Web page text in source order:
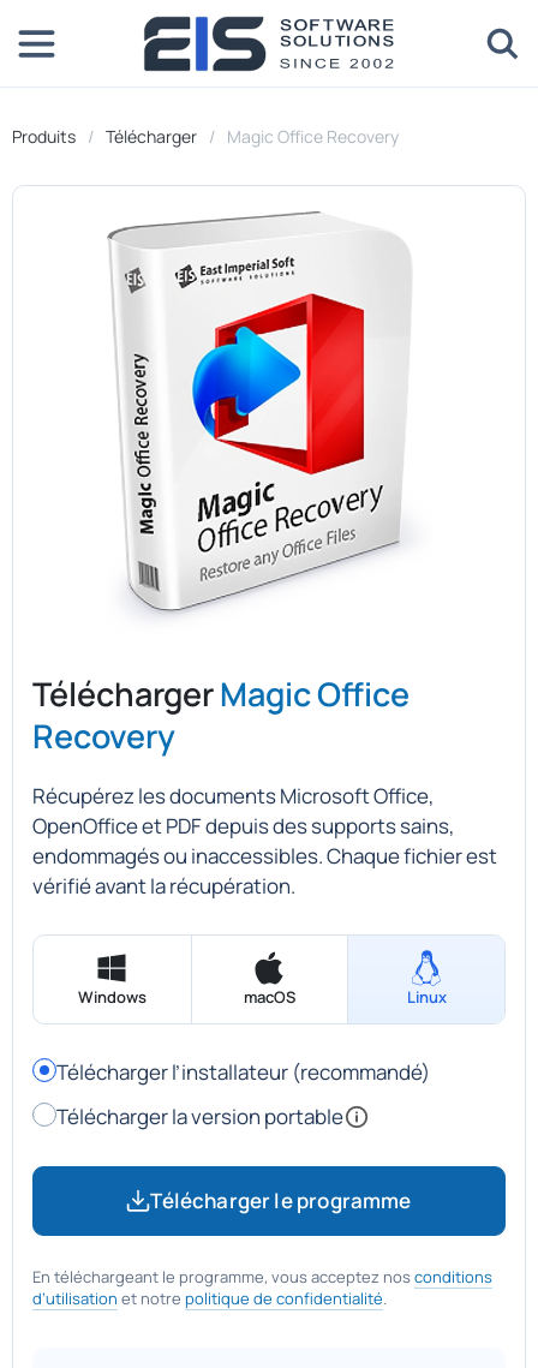
Produits Télécharger Magic Office Recovery
TéléchargerMagic Office
Recovery
Récupérez les documents Microsoft Office,
OpenOffice et PDF depuis des supports sains,
endommagés ou inaccessibles. Chaque fichier est
vérifié avant la récupération.
Windows macOS Linux
Télécharger l’installateur (recommandé)
Télécharger la version portable
Télécharger le programme
En téléchargeant le programme, vous acceptez nosconditions
d’utilisation et notre politique de confidentialité.